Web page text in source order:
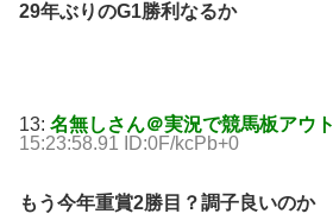
29年ぶりのG1勝利なるか
13: 名無しさん＠実況で競馬板アウト
15:23:58.91 ID:0F/kcPb+0
もう今年重賞2勝目？調子良いのか